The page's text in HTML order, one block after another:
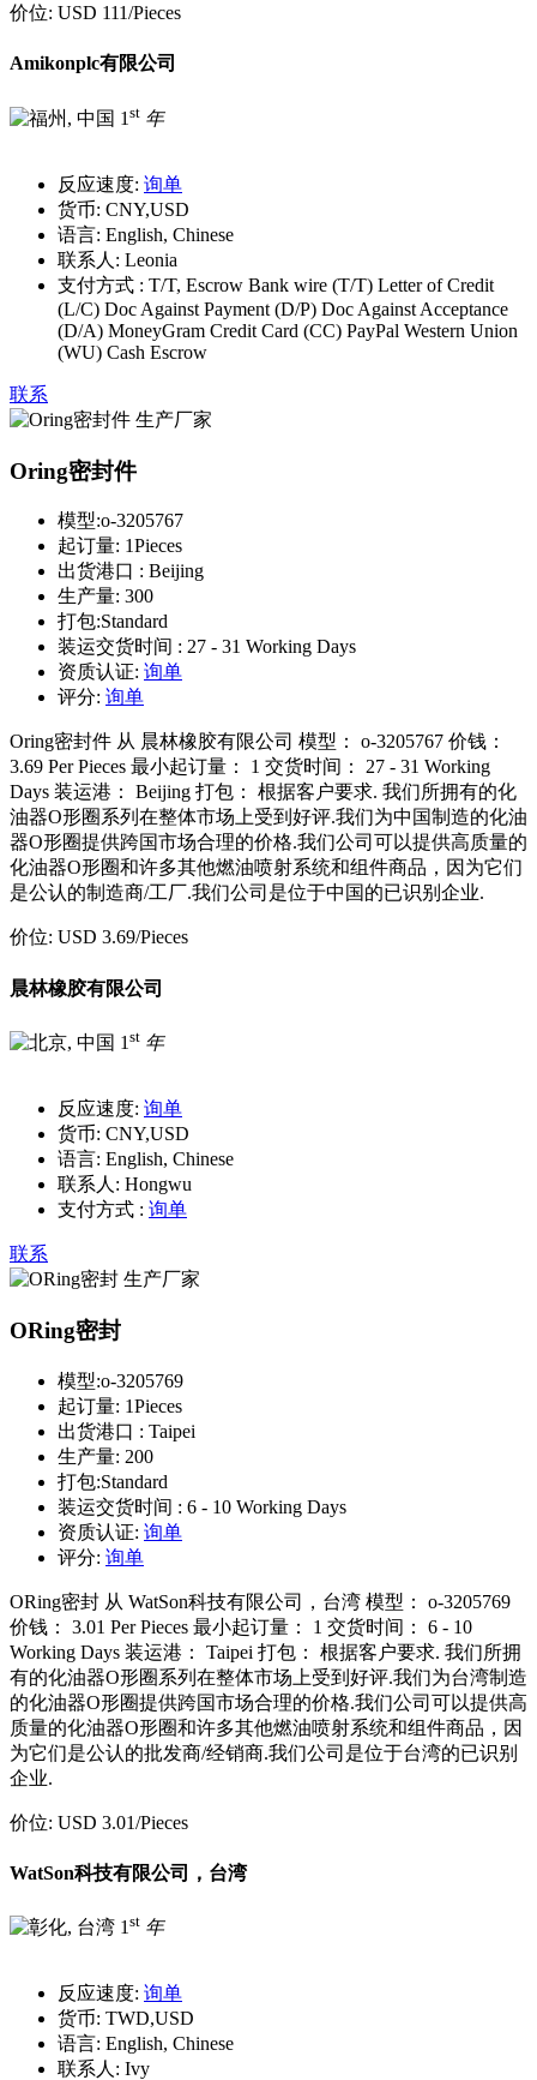
价位: USD 111/Pieces
Amikonplc有限公司
1 st 年
反应速度: 询单
货币: CNY,USD
语言: English, Chinese
联系人: Leonia
支付方式 : T/T, Escrow Bank wire (T/T) Letter of Credit
(L/C) Doc Against Payment (D/P) Doc Against Acceptance
(D/A) MoneyGram Credit Card (CC) PayPal Western Union
(WU) Cash Escrow
联系
Oring密封件
模型:o-3205767
起订量: 1Pieces
出货港口 : Beijing
生产量: 300
打包:Standard
装运交货时间 : 27 - 31 Working Days
资质认证: 询单
评分: 询单
Oring密封件 从 晨林橡胶有限公司 模型： o-3205767 价钱：
3.69 Per Pieces 最小起订量： 1 交货时间： 27 - 31 Working
Days 装运港： Beijing 打包： 根据客户要求. 我们所拥有的化
油器O形圈系列在整体市场上受到好评.我们为中国制造的化油
器O形圈提供跨国市场合理的价格.我们公司可以提供高质量的
化油器O形圈和许多其他燃油喷射系统和组件商品，因为它们
是公认的制造商/工厂.我们公司是位于中国的已识别企业.
价位: USD 3.69/Pieces
晨林橡胶有限公司
1 st 年
反应速度: 询单
货币: CNY,USD
语言: English, Chinese
联系人: Hongwu
支付方式 : 询单
联系
ORing密封
模型:o-3205769
起订量: 1Pieces
出货港口 : Taipei
生产量: 200
打包:Standard
装运交货时间 : 6 - 10 Working Days
资质认证: 询单
评分: 询单
ORing密封 从 WatSon科技有限公司，台湾 模型： o-3205769
价钱： 3.01 Per Pieces 最小起订量： 1 交货时间： 6 - 10
Working Days 装运港： Taipei 打包： 根据客户要求. 我们所拥
有的化油器O形圈系列在整体市场上受到好评.我们为台湾制造
的化油器O形圈提供跨国市场合理的价格.我们公司可以提供高
质量的化油器O形圈和许多其他燃油喷射系统和组件商品，因
为它们是公认的批发商/经销商.我们公司是位于台湾的已识别
企业.
价位: USD 3.01/Pieces
WatSon科技有限公司，台湾
1st 年
反应速度: 询单
货币: TWD,USD
语言: English, Chinese
联系人: Ivy